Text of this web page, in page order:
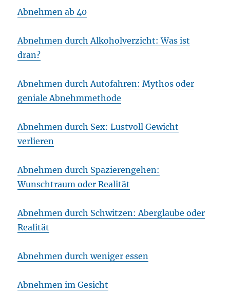
Abnehmen ab 40
Abnehmen durch Alkoholverzicht: Was ist
dran?
Abnehmen durch Autofahren: Mythos oder
geniale Abnehmmethode
Abnehmen durch Sex: Lustvoll Gewicht
verlieren
Abnehmen durch Spazierengehen:
Wunschtraum oder Realität
Abnehmen durch Schwitzen: Aberglaube oder
Realität
Abnehmen durch weniger essen
Abnehmen im Gesicht